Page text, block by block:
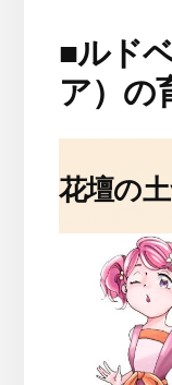
■ルド
ア）の
花壇の